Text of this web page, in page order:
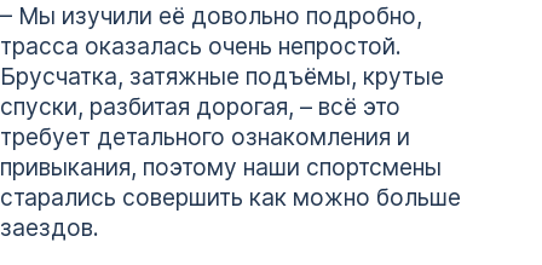
– Мы изучили её довольно подробно,
трасса оказалась очень непростой.
Брусчатка, затяжные подъёмы, крутые
спуски, разбитая дорогая, – всё это
требует детального ознакомления и
привыкания, поэтому наши спортсмены
старались совершить как можно больше
заездов.